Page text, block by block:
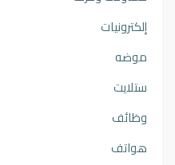
إلكترونيات
موضه
ستلايت
وظائف
هواتف